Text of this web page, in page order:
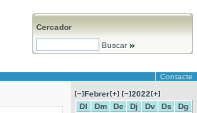
Cercador
Buscar
Contacte
Febrer
2022
Dl
Dm Dc Dj Dv Ds
Dg